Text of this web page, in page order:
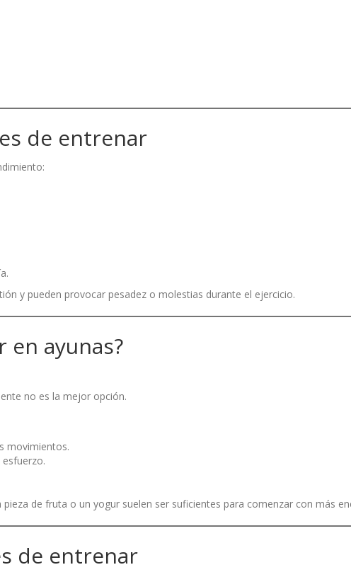
de entrenar
y pueden provocar pesadez o molestias durante el ejercicio.
en ayunas?
no es la mejor opción.
movimientos.
de fruta o un yogur suelen ser suficientes para comenzar con más
de entrenar